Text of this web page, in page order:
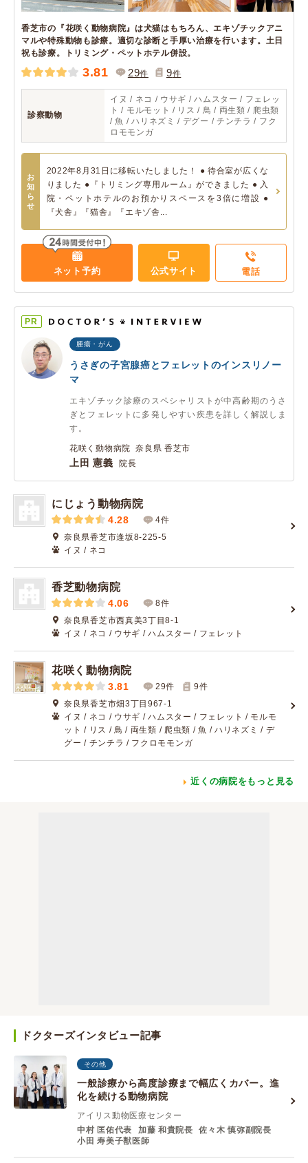
香芝市の『花咲く動物病院』は犬猫はもちろん、エキゾチックアニ
マルや特殊動物も診療。適切な診断と手厚い治療を行います。土日
祝も診療。トリミング・ペットホテル併設。
3.81 29件 9件
診察動物
イヌ / ネコ / ウサギ / ハムスター / フェレッ
ト / モルモット / リス / 鳥 / 両生類 / 爬虫類
/ 魚 / ハリネズミ / デグー / チンチラ / フク
ロモモンガ
お
知
ら
せ
2022年8月31日に移転いたしました！ ● 待合室が広くな
りました ●『トリミング専用ルーム』ができました ● 入
院・ペットホテルのお預かりスペースを3倍に増設 ●
『犬舎』『猫舎』『エキゾ舎...
ネット予約 公式サイト 電話
PR
腫瘍・がん
うさぎの子宮腺癌とフェレットのインスリノー
マ
エキゾチック診療のスペシャリストが中高齢期のうさ
ぎとフェレットに多発しやすい疾患を詳しく解説しま
す。
花咲く動物病院 奈良県 香芝市
上田 憲義 院長
にじょう動物病院
4.28
4件
奈良県香芝市逢坂8-225-5
イヌ / ネコ
香芝動物病院
4.06
8件
奈良県香芝市西真美3丁目8-1
イヌ / ネコ / ウサギ / ハムスター / フェレット
花咲く動物病院
3.81 29件 9件
奈良県香芝市畑3丁目967-1
イヌ / ネコ / ウサギ / ハムスター / フェレット / モルモ
ット / リス / 鳥 / 両生類 / 爬虫類 / 魚 / ハリネズミ / デ
グー / チンチラ / フクロモモンガ
近くの病院をもっと見る
ドクターズインタビュー記事
その他
一般診療から高度診療まで幅広くカバー。進
化を続ける動物病院
アイリス動物医療センター
中村 匡佑代表
加藤 和貴院⻑
佐々⽊ 慎弥副院⻑
⼩⽥ 寿美⼦獣医師